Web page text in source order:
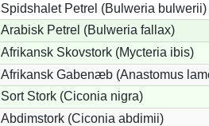
Spidshalet Petrel (Bulweria bulwerii)
Arabisk Petrel (Bulweria fallax)
Afrikansk Skovstork (Mycteria ibis)
Afrikansk Gabenæb (Anastomus
Sort Stork (Ciconia nigra)
Abdimstork (Ciconia abdimii)